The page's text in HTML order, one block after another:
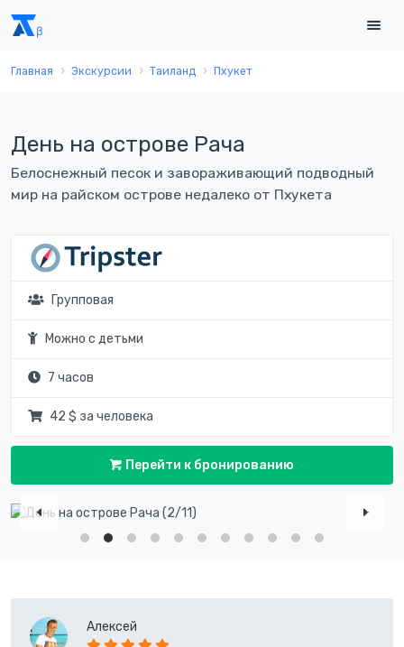
Главная Экскурсии Таиланд Пхукет
День на острове Рача
Белоснежный песок и завораживающий подводный
мир на райском острове недалеко от Пхукета
Групповая
Можно с детьми
7 часов
42 $ за человека
Перейти к бронированию
Алексей